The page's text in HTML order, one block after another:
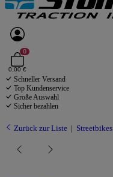
0
0,00 €
Schneller Versand
Top Kundenservice
Große Auswahl
Sicher bezahlen
Zurück zur Liste Streetbikes